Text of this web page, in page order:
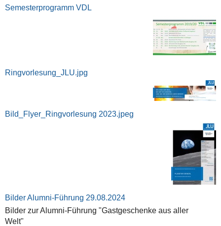
Semesterprogramm VDL
Ringvorlesung_JLU.jpg
Bild_Flyer_Ringvorlesung 2023.jpeg
Bilder Alumni-Führung 29.08.2024
Bilder zur Alumni-Führung "Gastgeschenke aus aller
Welt"